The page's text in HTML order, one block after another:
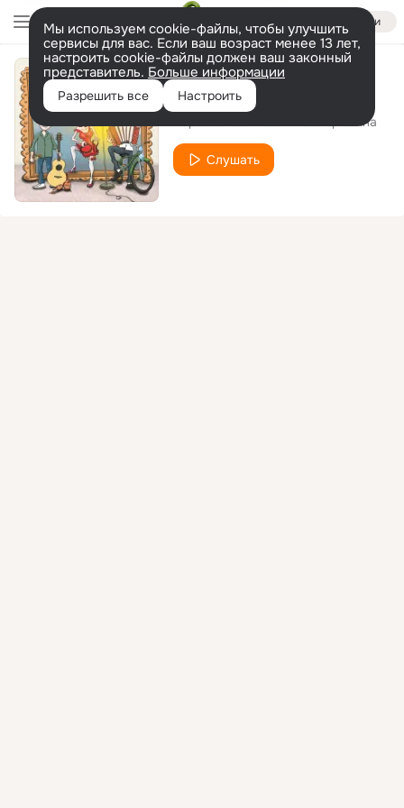
Войти
Мы используем cookie-файлы, чтобы улучшить
сервисы для вас. Если ваш возраст менее 13 лет,
настроить cookie-файлы должен ваш законный
представитель. Больше информации
Разрешить все Настроить
Худовата
Ксения Северюхина
Слушать